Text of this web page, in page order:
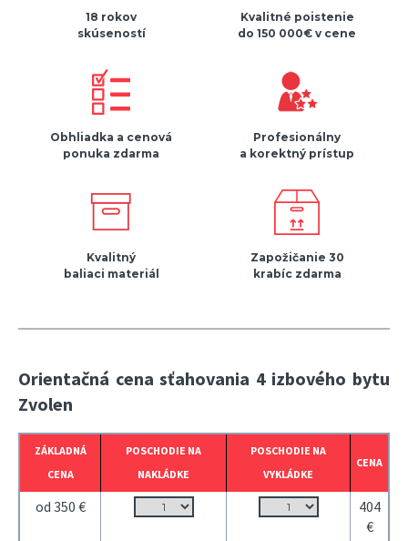
18 rokov
skúseností
Kvalitné poistenie
do 150 000€ v cene
Obhliadka a cenová
ponuka zdarma
Profesionálny
a korektný prístup
Kvalitný
baliaci materiál
Zapožičanie 30
krabíc zdarma
Orientačná cena sťahovania 4 izbového bytu
Zvolen
ZÁKLADNÁ
CENA
POSCHODIE NA
NAKLÁDKE
POSCHODIE NA
VYKLÁDKE
CENA
od 350 €
404
€